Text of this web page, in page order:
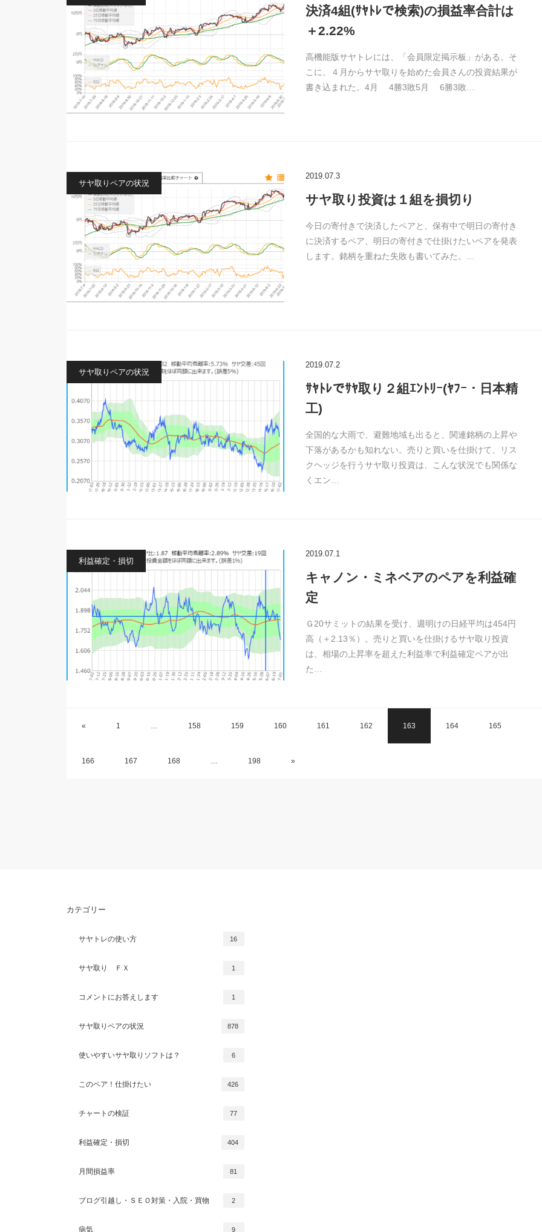
決済4組(ｻﾔﾄﾚで検索)の損益率合計は
＋2.22%
高機能版サヤトレには、「会員限定掲示板」がある。そ
こに、４月からサヤ取りを始めた会員さんの投資結果が
書き込まれた。4月 4勝3敗5月 6勝3敗…
サヤ取りペアの状況
2019.07.3
サヤ取り投資は１組を損切り
今日の寄付きで決済したペアと、保有中で明日の寄付き
に決済するペア、明日の寄付きで仕掛けたいペアを発表
します。銘柄を重ねた失敗も書いてみた。…
サヤ取りペアの状況
2019.07.2
ｻﾔﾄﾚでｻﾔ取り２組ｴﾝﾄﾘｰ(ﾔﾌｰ・日本精
工)
全国的な大雨で、避難地域も出ると、関連銘柄の上昇や
下落があるかも知れない。売りと買いを仕掛けて、リス
クヘッジを行うサヤ取り投資は、こんな状況でも関係な
くエン…
利益確定・損切
2019.07.1
キャノン・ミネベアのペアを利益確
定
Ｇ20サミットの結果を受け、週明けの日経平均は454円
高（＋2.13％）。売りと買いを仕掛けるサヤ取り投資
は、相場の上昇率を超えた利益率で利益確定ペアが出
た…
« 1 … 158 159 160 161 162 163 164 165
166 167 168 … 198 »
カテゴリー
サヤトレの使い方 16
サヤ取り ＦＸ 1
コメントにお答えします 1
サヤ取りペアの状況 878
使いやすいサヤ取りソフトは？ 6
このペア！仕掛けたい 426
チャートの検証 77
利益確定・損切 404
月間損益率 81
ブログ引越し・ＳＥＯ対策・入院・買物 2
病気 9